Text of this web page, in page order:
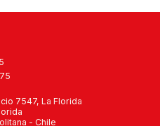
7547, La Florida
- Chile